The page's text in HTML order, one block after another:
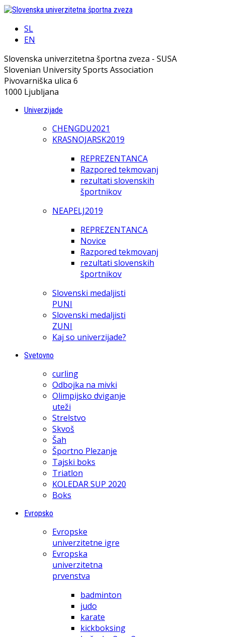
SL
EN
Slovenska univerzitetna športna zveza - SUSA
Slovenian University Sports Association
Pivovarniška ulica 6
1000 Ljubljana
Univerzijade
CHENGDU2021
KRASNOJARSK2019
REPREZENTANCA
Razpored tekmovanj
rezultati slovenskih
športnikov
NEAPELJ2019
REPREZENTANCA
Novice
Razpored tekmovanj
rezultati slovenskih
športnikov
Slovenski medaljisti
PUNI
Slovenski medaljisti
ZUNI
Kaj so univerzijade?
Svetovno
curling
Odbojka na mivki
Olimpijsko dviganje
uteži
Strelstvo
Skvoš
Šah
Športno Plezanje
Tajski boks
Triatlon
KOLEDAR SUP 2020
Boks
Evropsko
Evropske
univerzitetne igre
Evropska
univerzitetna
prvenstva
badminton
judo
karate
kickboksing